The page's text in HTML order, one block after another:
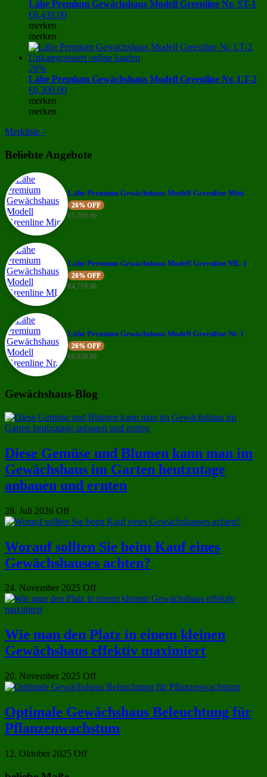
Lähe Premium Gewächshaus Modell Greenline Nr. ST-1
€6,439.00
merken
merken
26%
Lähe Premium Gewächshaus Modell Greenline Nr. LT-2
€6,309.00
merken
merken
Merkliste -
Beliebte Angebote
Lähe Premium Gewächshaus Modell Greenline Mini
26% OFF
€5,789.00
Lähe Premium Gewächshaus Modell Greenline ML-1
26% OFF
€4,719.00
Lähe Premium Gewächshaus Modell Greenline Nr. 1
26% OFF
€6,959.00
Gewächshaus-Blog
Diese Gemüse und Blumen kann man im
Gewächshaus im Garten heutzutage
anbauen und ernten
28. Juli 2026 Off
Worauf sollten Sie beim Kauf eines
Gewächshauses achten?
24. November 2025 Off
Wie man den Platz in einem kleinen
Gewächshaus effektiv maximiert
20. November 2025 Off
Optimale Gewächshaus Beleuchtung für
Pflanzenwachstum
12. Oktober 2025 Off